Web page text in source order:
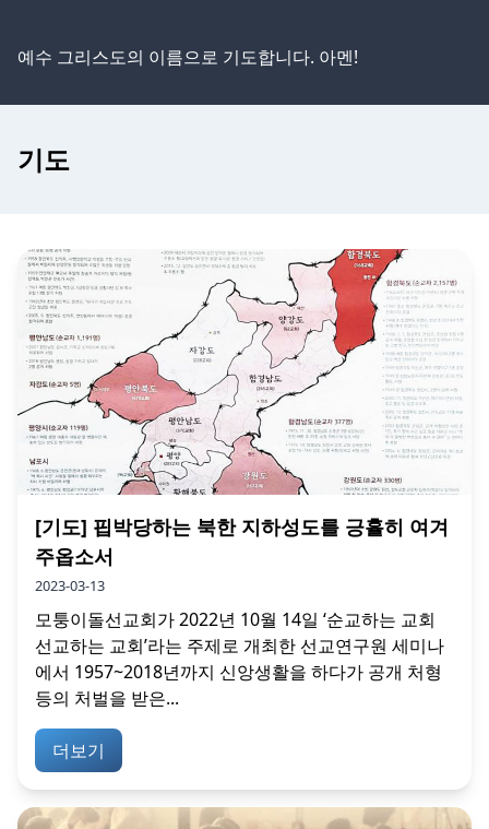
예수 그리스도의 이름으로 기도합니다. 아멘!
기도
[기도] 핍박당하는 북한 지하성도를 긍휼히 여겨
주옵소서
2023-03-13
모퉁이돌선교회가 2022년 10월 14일 ‘순교하는 교회
선교하는 교회’라는 주제로 개최한 선교연구원 세미나
에서 1957~2018년까지 신앙생활을 하다가 공개 처형
등의 처벌을 받은...
더보기